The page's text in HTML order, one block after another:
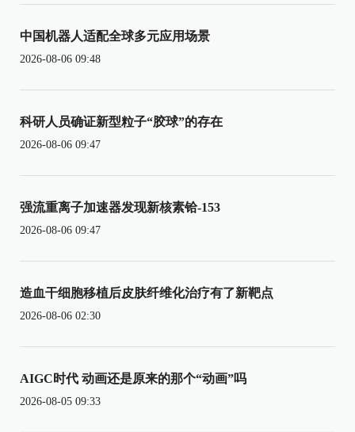
中国机器人适配全球多元应用场景
2026-08-06 09:48
科研人员确证新型粒子“胶球”的存在
2026-08-06 09:47
强流重离子加速器发现新核素铪-153
2026-08-06 09:47
造血干细胞移植后皮肤纤维化治疗有了新靶点
2026-08-06 02:30
AIGC时代 动画还是原来的那个“动画”吗
2026-08-05 09:33